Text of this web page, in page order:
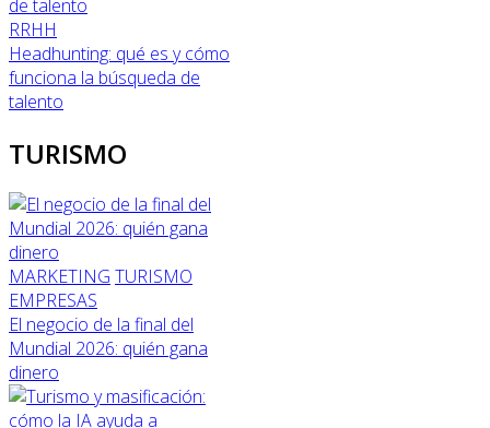
RRHH
Headhunting: qué es y cómo
funciona la búsqueda de
talento
TURISMO
MARKETING TURISMO
EMPRESAS
El negocio de la final del
Mundial 2026: quién gana
dinero